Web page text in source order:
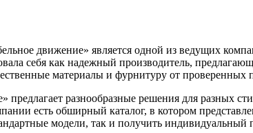
движение» является одной из ведущих
себя как надежный производитель,
материалы и фурнитуру от проверенных
предлагает разнообразные решения для разных
есть обширный каталог, в котором
модели, так и получить индивидуальный